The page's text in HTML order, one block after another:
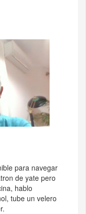
para navegar
de yate pero
hablo
tube un velero